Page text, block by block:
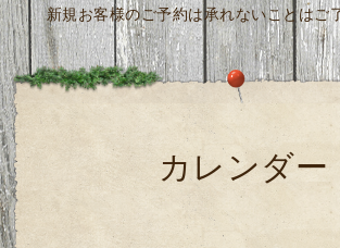
新規お客様のご予約は承れないことはご
カレンダー